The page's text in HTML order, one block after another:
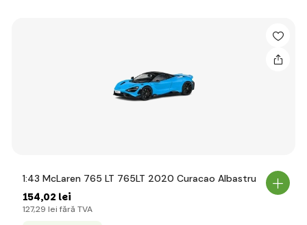
1:43 McLaren 765 LT 765LT 2020 Curacao Albastru
154,02 lei
127,29 lei fără TVA